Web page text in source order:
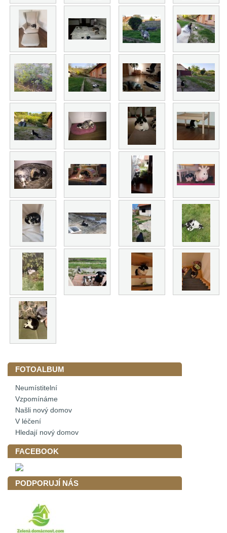
FOTOALBUM
Neumístitelní
Vzpomínáme
Našli nový domov
V léčení
Hledají nový domov
FACEBOOK
PODPORUJÍ NÁS